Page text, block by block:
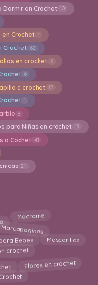
Dormir en Crochet 10
en Crochet 1
Crochet 62
en crochet 6
6
a crochet 12
1
8
para Niñas en crochet 19
a Cochet 41
21
Macrame
Marcapaginas
Bebes Mascarillas
crochet
Flores en crochet